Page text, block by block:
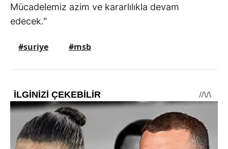
Mücadelemiz azim ve kararlılıkla devam
edecek."
#suriye #msb